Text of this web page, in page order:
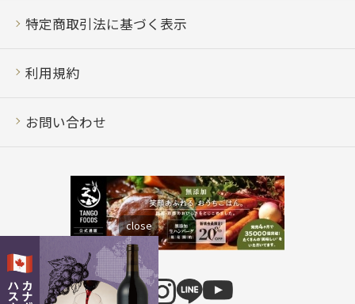
特定商取引法に基づく表示
利用規約
お問い合わせ
close